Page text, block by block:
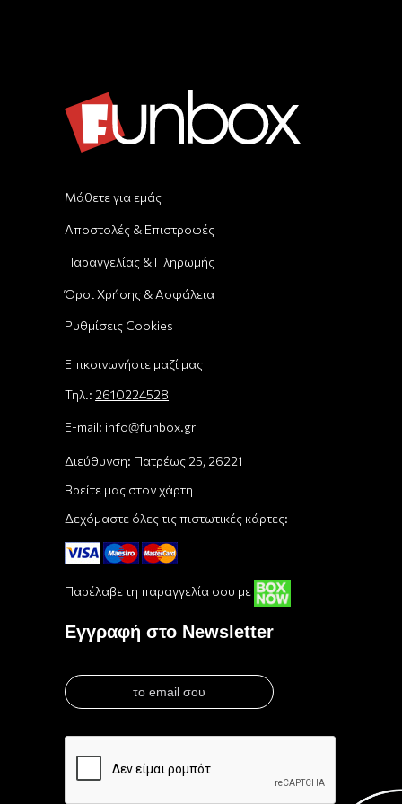
Μάθετε για εμάς
Αποστολές & Επιστροφές
Παραγγελίας & Πληρωμής
Όροι Χρήσης & Ασφάλεια
Ρυθμίσεις Cookies
Επικοινωνήστε μαζί μας
Τηλ.: 2610224528
E-mail: info@funbox.gr
Διεύθυνση: Πατρέως 25, 26221
Βρείτε μας στον χάρτη
Δεχόμαστε όλες τις πιστωτικές κάρτες:
Παρέλαβε τη παραγγελία σου με
Εγγραφή στο Newsletter